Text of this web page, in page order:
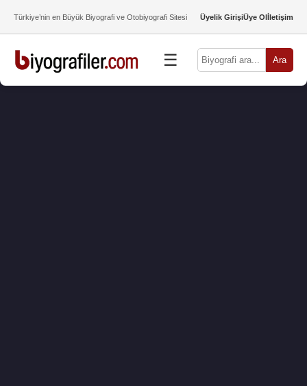
Türkiye’nin en Büyük Biyografi ve Otobiyografi Sitesi Üyelik GirişiÜye Olİletişim
☰ Ara